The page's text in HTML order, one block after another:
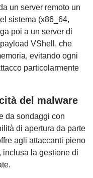
un server remoto un
sistema (x86_64,
poi a un server di
VShell, che
evitando ogni
particolarmente
del malware
da sondaggi con
di apertura da parte
agli attaccanti pieno
inclusa la gestione di